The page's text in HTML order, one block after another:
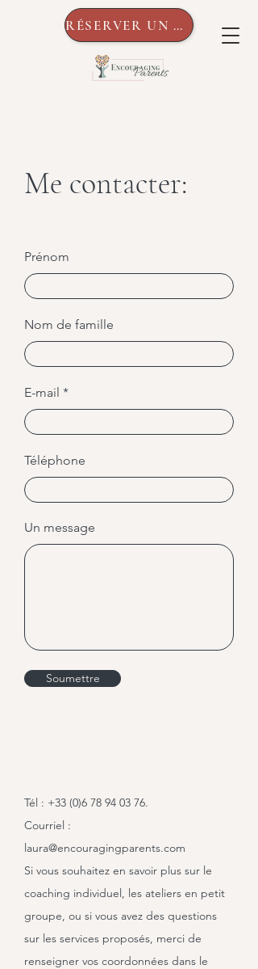
RÉSERVER UN APPEL
Me contacter:
Prénom
Nom de famille
E-mail
Téléphone
Un message
Soumettre
Tél : +33 (0)6 78 94 03 76.
Courriel :
laura@encouragingparents.com
Si vous souhaitez en savoir plus sur le
coaching individuel, les ateliers en petit
groupe, ou si vous avez des questions
sur les services proposés, merci de
renseigner vos coordonnées dans le